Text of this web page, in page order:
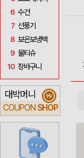
6 수건
7 선풍기
8 보온보냉백
9 물티슈
10 장바구니
대박머니
COUPON SHOP
₩